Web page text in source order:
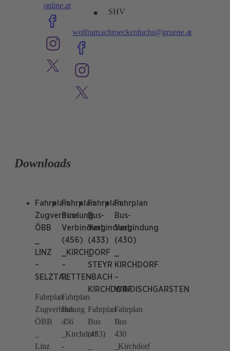
online.at
SHV
wolfram.schroeckenfuchs@gruene.at
Downloads
Fahrplan
Zugverbindung
ÖBB
LINZ
–
SELZTAL
Fahrplan
Zugverbindung
ÖBB
Linz
Fahrplan
Bus-
Verbindung
(456)
_KIRCHDORF
–
PETTENBACH
Fahrplan
Bus
456
_Kirchdorf
-
Fahrplan
Bus-
Verbindung
(433)
_
STEYR
–
KIRCHDORF
Fahrplan
Bus
(433)
Fahrplan
Bus-
Verbindung
(430)
KIRCHDORF
–
WINDISCHGARSTEN
Fahrplan
Bus
430
_Kirchdorf